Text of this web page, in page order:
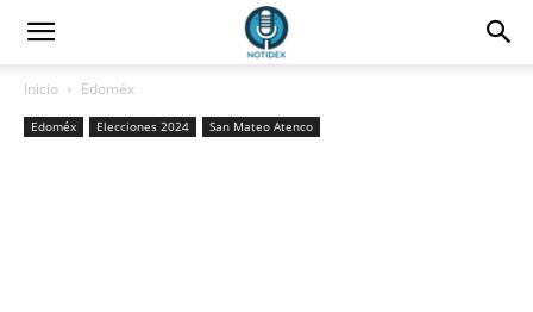
Inicio Edoméx
Edoméx Elecciones 2024 San Mateo Atenco